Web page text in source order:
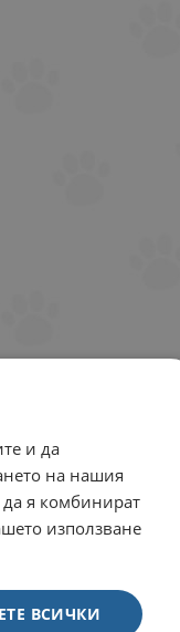
и да
на нашия
я комбинират
използване
ВСИЧКИ